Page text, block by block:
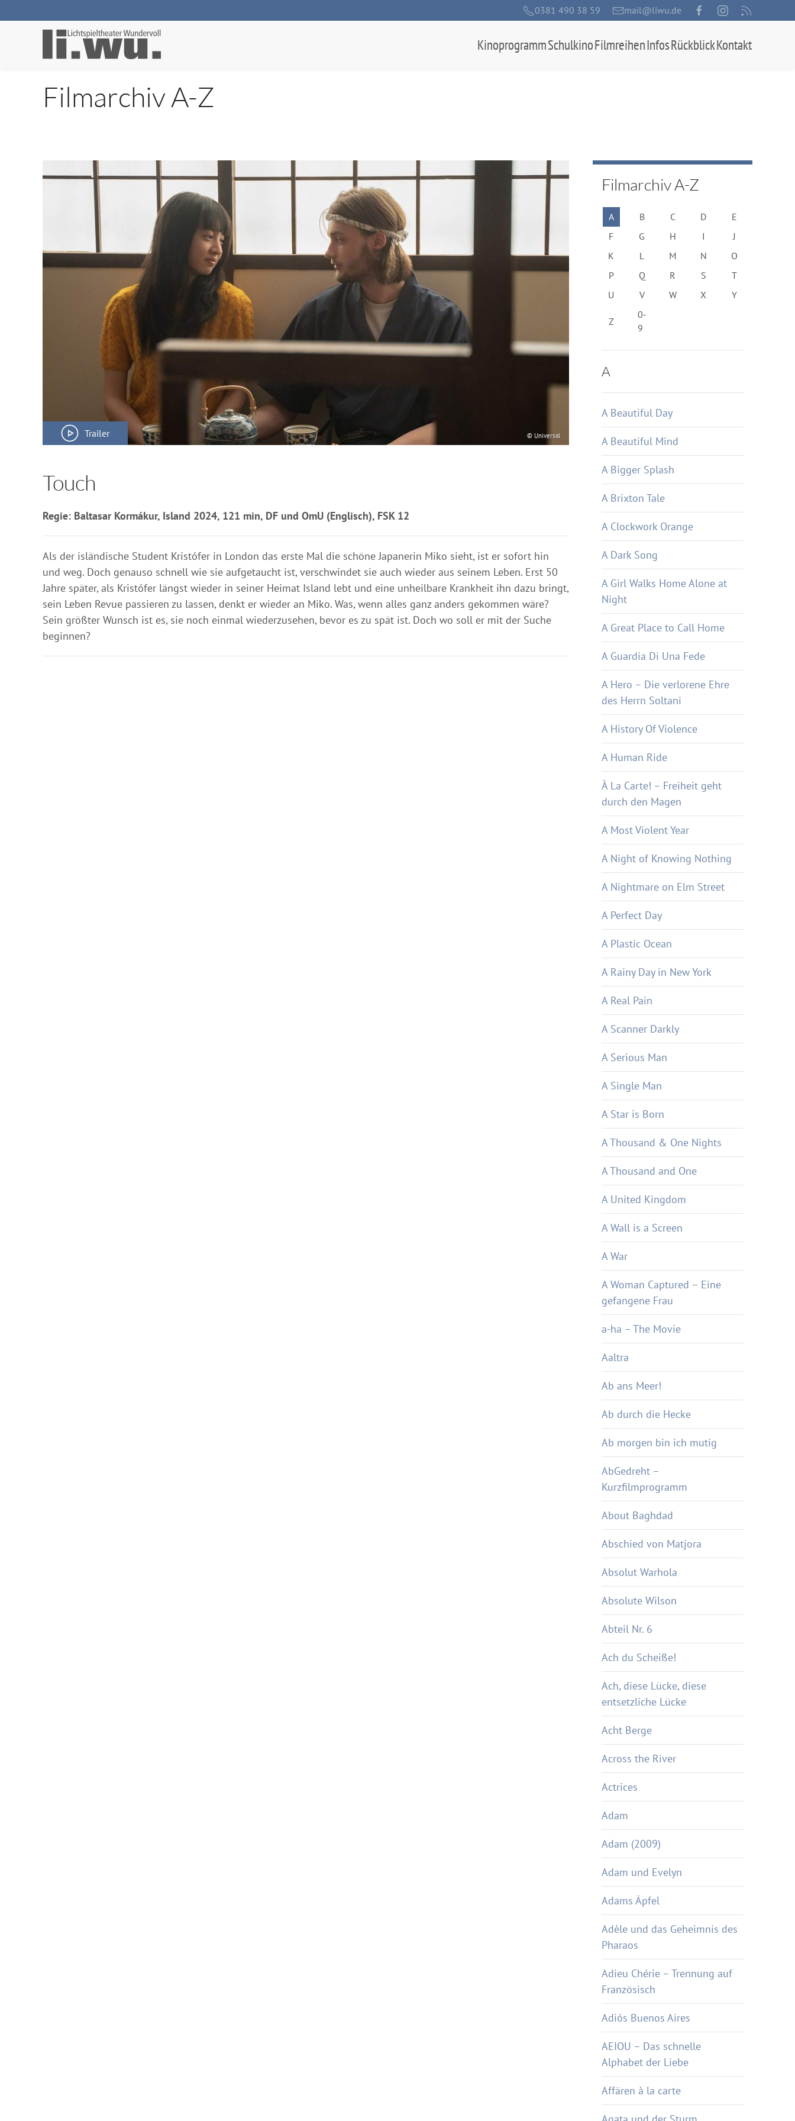
0381 490 38 59 mail@liwu.de
KinoprogrammSchulkinoFilmreihenInfosRückblickKontakt
Filmarchiv A-Z
Trailer © Universal
Touch
Regie: Baltasar Kormákur, Island 2024, 121 min, DF und OmU (Englisch), FSK 12
Als der isländische Student Kristófer in London das erste Mal die schöne Japanerin Miko sieht, ist er sofort hin
und weg. Doch genauso schnell wie sie aufgetaucht ist, verschwindet sie auch wieder aus seinem Leben. Erst 50
Jahre später, als Kristófer längst wieder in seiner Heimat Island lebt und eine unheilbare Krankheit ihn dazu bringt,
sein Leben Revue passieren zu lassen, denkt er wieder an Miko. Was, wenn alles ganz anders gekommen wäre?
Sein größter Wunsch ist es, sie noch einmal wiederzusehen, bevor es zu spät ist. Doch wo soll er mit der Suche
beginnen?
Filmarchiv A-Z
A B C D
E
F
G H I
J
K
L M N
O
P
Q R S
T
U
V W X Y
Z
0-
9
A
A Beautiful Day
A Beautiful Mind
A Bigger Splash
A Brixton Tale
A Clockwork Orange
A Dark Song
A Girl Walks Home Alone at
Night
A Great Place to Call Home
A Guardia Di Una Fede
A Hero – Die verlorene Ehre
des Herrn Soltani
A History Of Violence
A Human Ride
À La Carte! – Freiheit geht
durch den Magen
A Most Violent Year
A Night of Knowing Nothing
A Nightmare on Elm Street
A Perfect Day
A Plastic Ocean
A Rainy Day in New York
A Real Pain
A Scanner Darkly
A Serious Man
A Single Man
A Star is Born
A Thousand & One Nights
A Thousand and One
A United Kingdom
A Wall is a Screen
A War
A Woman Captured – Eine
gefangene Frau
a-ha – The Movie
Aaltra
Ab ans Meer!
Ab durch die Hecke
Ab morgen bin ich mutig
AbGedreht –
Kurzfilmprogramm
About Baghdad
Abschied von Matjora
Absolut Warhola
Absolute Wilson
Abteil Nr. 6
Ach du Scheiße!
Ach, diese Lücke, diese
entsetzliche Lücke
Acht Berge
Across the River
Actrices
Adam
Adam (2009)
Adam und Evelyn
Adams Äpfel
Adèle und das Geheimnis des
Pharaos
Adieu Chérie – Trennung auf
Französisch
Adiós Buenos Aires
AEIOU – Das schnelle
Alphabet der Liebe
Affären à la carte